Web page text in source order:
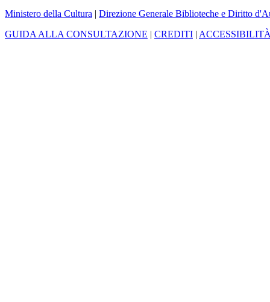
Ministero della Cultura | Direzione Generale Biblioteche e Diritto
GUIDA ALLA CONSULTAZIONE | CREDITI |